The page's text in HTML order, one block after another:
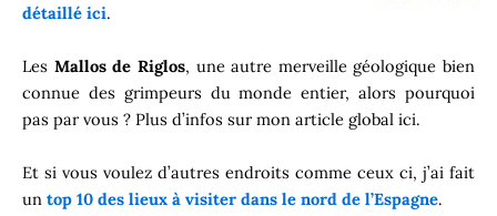
détaillé ici.
Les Mallos de Riglos, une autre merveille géologique bien
connue des grimpeurs du monde entier, alors pourquoi
pas par vous ? Plus d’infos sur mon article global ici.
Et si vous voulez d’autres endroits comme ceux ci, j’ai fait
un top 10 des lieux à visiter dans le nord de l’Espagne.